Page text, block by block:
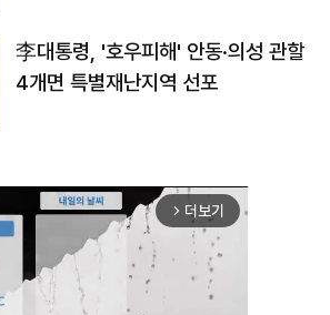
李대통령, '호우피해' 안동·의성 관할
4개면 특별재난지역 선포
arrow_forward_ios 더보기